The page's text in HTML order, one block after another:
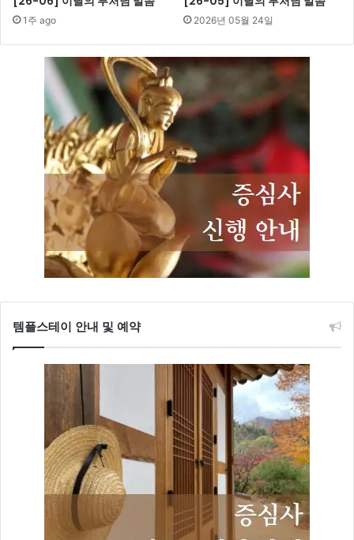
1주 ago 2026년 05월 24일
템플스테이 안내 및 예약